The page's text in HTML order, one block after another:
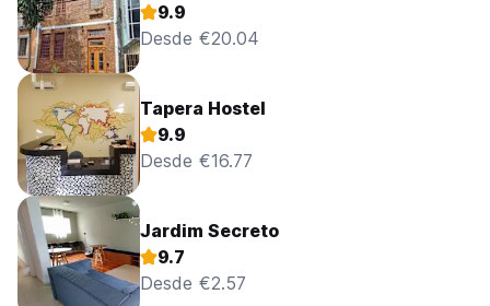
9.9
Desde €20.04
Tapera Hostel
9.9
Desde €16.77
Jardim Secreto
9.7
Desde €2.57